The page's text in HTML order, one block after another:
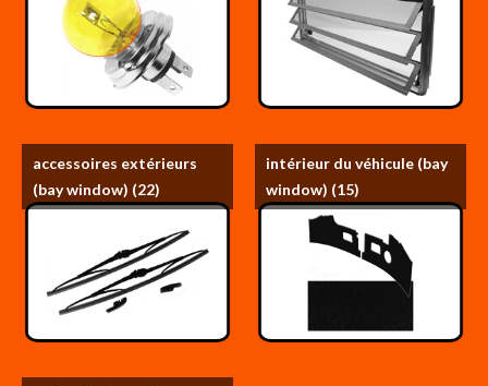
accessoires extérieurs
(bay window) (22)
intérieur du véhicule (bay
window) (15)